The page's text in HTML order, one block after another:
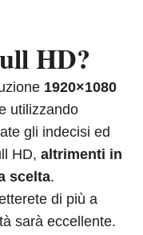
HD?
1920×1080
utilizzando
gli indecisi ed
HD, altrimenti in
scelta.
di più a
sarà eccellente.